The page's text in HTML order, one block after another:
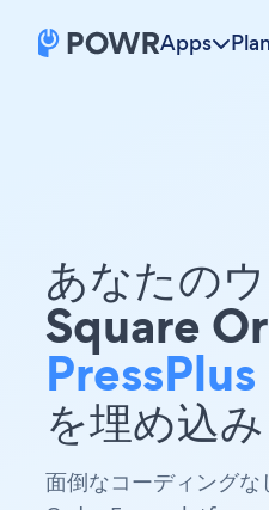
Apps
あなたの
Square
PressPlus
を埋め込み
面倒なコーディング